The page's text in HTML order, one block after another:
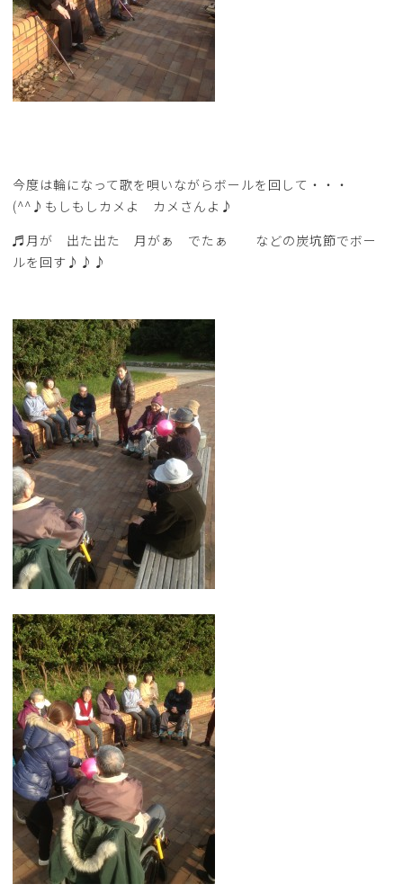
今度は輪になって歌を唄いながらボールを回して・・・
(^^♪もしもしカメよ カメさんよ♪
♬月が 出た出た 月がぁ でたぁ などの炭坑節でボー
ルを回す♪♪♪